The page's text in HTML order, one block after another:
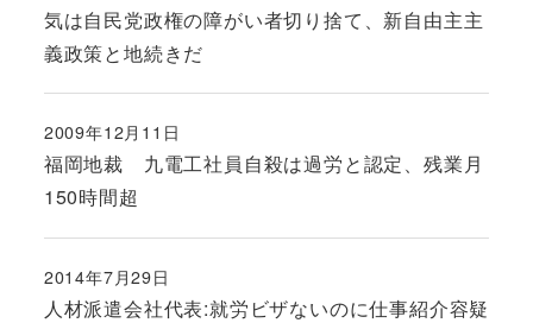
気は自民党政権の障がい者切り捨て、新自由主主
義政策と地続きだ
福岡地裁 九電工社員自殺は過労と認定、残業月
150時間超
投稿日
2009年12月11日
人材派遣会社代表:就労ビザないのに仕事紹介容疑
投稿日
2014年7月29日